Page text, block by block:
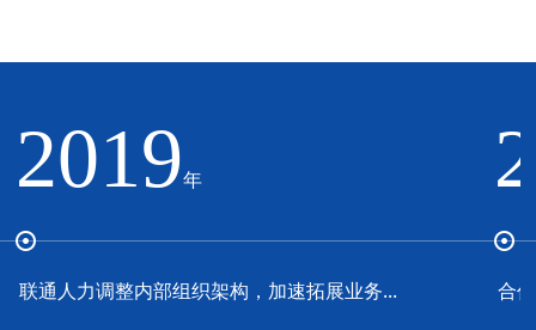
2019年
联通人力调整内部组织架构，加速拓展业务... 合